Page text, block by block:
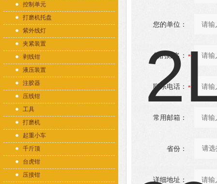
控制单元
打磨机托盘
紫外线灯
夹紧装置
剥线钳
液压装置
注胶器
压线钳
工具
打磨机
起重小车
千斤顶
台虎钳
压接钳
您的单位：
您的姓名：
联系电话：
常用邮箱：
省份：
详细地址：